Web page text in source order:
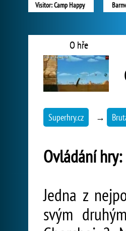
Visitor: Camp Happy
O hře
Superhry.cz →
Ovládání hry:
Jedna z
svým